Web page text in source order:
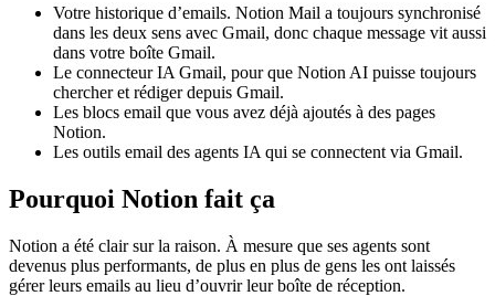
Votre historique d’emails. Notion Mail a toujours synchronisé
dans les deux sens avec Gmail, donc chaque message vit aussi
dans votre boîte Gmail.
Le connecteur IA Gmail, pour que Notion AI puisse toujours
chercher et rédiger depuis Gmail.
Les blocs email que vous avez déjà ajoutés à des pages
Notion.
Les outils email des agents IA qui se connectent via Gmail.
Pourquoi Notion fait ça
Notion a été clair sur la raison. À mesure que ses agents sont
devenus plus performants, de plus en plus de gens les ont laissés
gérer leurs emails au lieu d’ouvrir leur boîte de réception.